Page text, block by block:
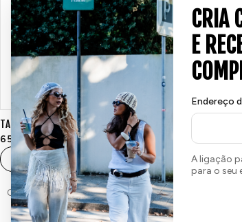
TAMARIU AZUL MARINHO
65 €
Compra e ganha 65 Pontos!
Endereço
A ligação
para o seu